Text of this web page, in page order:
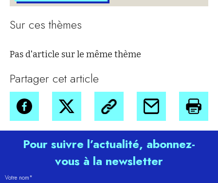
Sur ces thèmes
Pas d'article sur le même thème
Partager cet article
Pour suivre l’actualité, abonnez-
vous à la newsletter
Votre nom*